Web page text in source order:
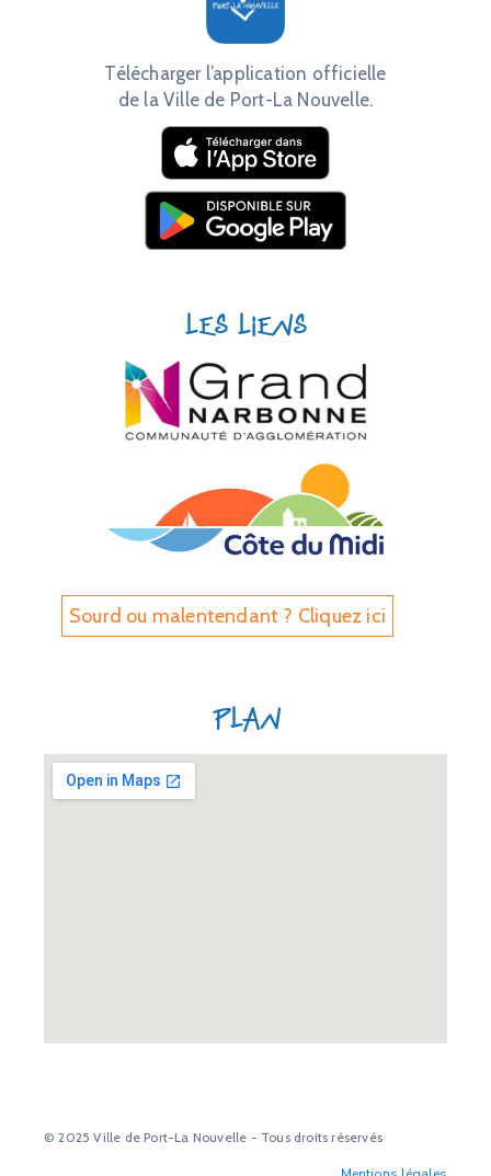
Télécharger l’application officielle
de la Ville de Port-La Nouvelle.
Les liens
Sourd ou malentendant ? Cliquez ici
Plan
© 2025 Ville de Port-La Nouvelle - Tous droits réservés